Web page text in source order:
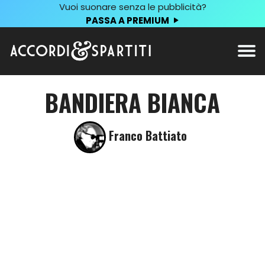
Vuoi suonare senza le pubblicità?
PASSA A PREMIUM
BANDIERA BIANCA
Franco Battiato